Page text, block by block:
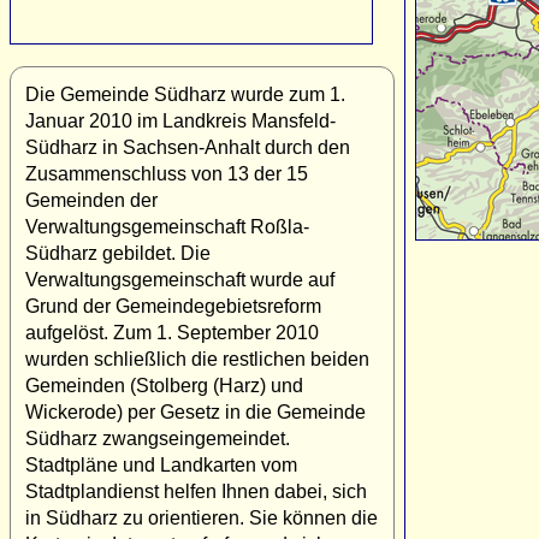
Die Gemeinde Südharz wurde zum 1.
Januar 2010 im Landkreis Mansfeld-
Südharz in Sachsen-Anhalt durch den
Zusammenschluss von 13 der 15
Gemeinden der
Verwaltungsgemeinschaft Roßla-
Südharz gebildet. Die
Verwaltungsgemeinschaft wurde auf
Grund der Gemeindegebietsreform
aufgelöst. Zum 1. September 2010
wurden schließlich die restlichen beiden
Gemeinden (Stolberg (Harz) und
Wickerode) per Gesetz in die Gemeinde
Südharz zwangseingemeindet.
Stadtpläne und Landkarten vom
Stadtplandienst helfen Ihnen dabei, sich
in Südharz zu orientieren. Sie können die